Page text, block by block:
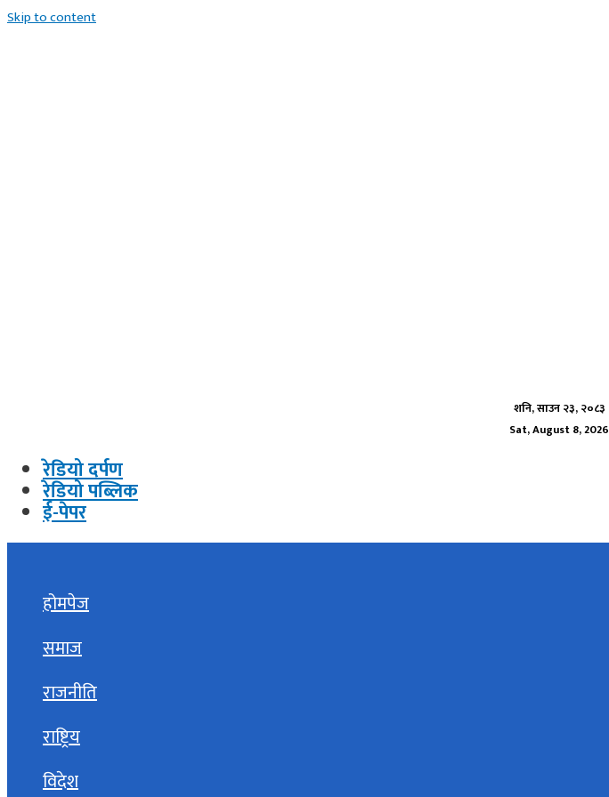
Skip to content
शनि, साउन २३, २०८३
Sat, August 8, 2026
रेडियो दर्पण
रेडियो पब्लिक
ई-पेपर
होमपेज
समाज
राजनीति
राष्ट्रिय
विदेश